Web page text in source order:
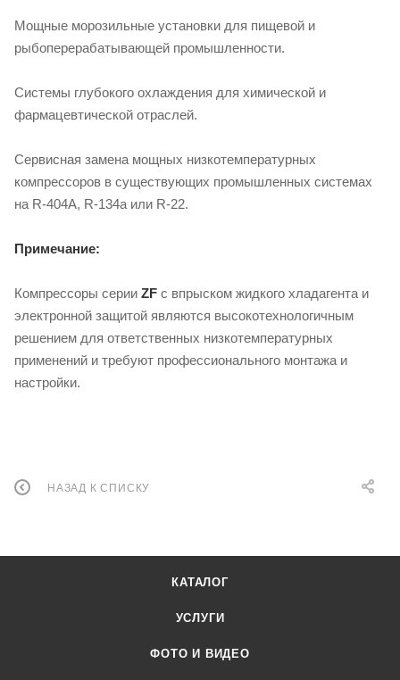
Мощные морозильные установки для пищевой и
рыбоперерабатывающей промышленности.
Системы глубокого охлаждения для химической и
фармацевтической отраслей.
Сервисная замена мощных низкотемпературных
компрессоров в существующих промышленных системах
на R-404A, R-134a или R-22.
Примечание:
Компрессоры серии ZF с впрыском жидкого хладагента и
электронной защитой являются высокотехнологичным
решением для ответственных низкотемпературных
применений и требуют профессионального монтажа и
настройки.
НАЗАД К СПИСКУ
КАТАЛОГ
УСЛУГИ
ФОТО И ВИДЕО